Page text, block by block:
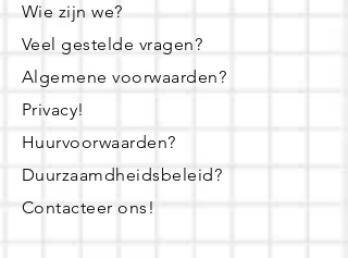
Wie zijn we?
Veel gestelde vragen?
Algemene voorwaarden?
Privacy!
Huurvoorwaarden?
Duurzaamdheidsbeleid?
Contacteer ons!